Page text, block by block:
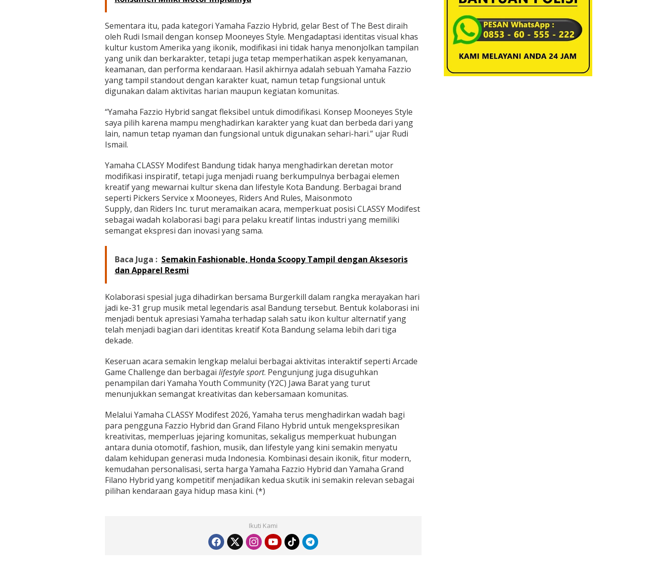
Sementara itu, pada kategori Yamaha Fazzio Hybrid, gelar Best of The Best diraih
oleh Rudi Ismail dengan konsep Mooneyes Style. Mengadaptasi identitas visual khas
kultur kustom Amerika yang ikonik, modifikasi ini tidak hanya menonjolkan tampilan
yang unik dan berkarakter, tetapi juga tetap memperhatikan aspek kenyamanan,
keamanan, dan performa kendaraan. Hasil akhirnya adalah sebuah Yamaha Fazzio
yang tampil standout dengan karakter kuat, namun tetap fungsional untuk
digunakan dalam aktivitas harian maupun kegiatan komunitas.
“Yamaha Fazzio Hybrid sangat fleksibel untuk dimodifikasi. Konsep Mooneyes Style
saya pilih karena mampu menghadirkan karakter yang kuat dan berbeda dari yang
lain, namun tetap nyaman dan fungsional untuk digunakan sehari-hari.” ujar Rudi
Ismail.
Yamaha CLASSY Modifest Bandung tidak hanya menghadirkan deretan motor
modifikasi inspiratif, tetapi juga menjadi ruang berkumpulnya berbagai elemen
kreatif yang mewarnai kultur skena dan lifestyle Kota Bandung. Berbagai brand
seperti Pickers Service x Mooneyes, Riders And Rules, Maisonmoto
Supply, dan Riders Inc. turut meramaikan acara, memperkuat posisi CLASSY Modifest
sebagai wadah kolaborasi bagi para pelaku kreatif lintas industri yang memiliki
semangat ekspresi dan inovasi yang sama.
Baca Juga : Semakin Fashionable, Honda Scoopy Tampil dengan Aksesoris
dan Apparel Resmi
Kolaborasi spesial juga dihadirkan bersama Burgerkill dalam rangka merayakan hari
jadi ke-31 grup musik metal legendaris asal Bandung tersebut. Bentuk kolaborasi ini
menjadi bentuk apresiasi Yamaha terhadap salah satu ikon kultur alternatif yang
telah menjadi bagian dari identitas kreatif Kota Bandung selama lebih dari tiga
dekade.
Keseruan acara semakin lengkap melalui berbagai aktivitas interaktif seperti Arcade
Game Challenge dan berbagai lifestyle sport. Pengunjung juga disuguhkan
penampilan dari Yamaha Youth Community (Y2C) Jawa Barat yang turut
menunjukkan semangat kreativitas dan kebersamaan komunitas.
Melalui Yamaha CLASSY Modifest 2026, Yamaha terus menghadirkan wadah bagi
para pengguna Fazzio Hybrid dan Grand Filano Hybrid untuk mengekspresikan
kreativitas, memperluas jejaring komunitas, sekaligus memperkuat hubungan
antara dunia otomotif, fashion, musik, dan lifestyle yang kini semakin menyatu
dalam kehidupan generasi muda Indonesia. Kombinasi desain ikonik, fitur modern,
kemudahan personalisasi, serta harga Yamaha Fazzio Hybrid dan Yamaha Grand
Filano Hybrid yang kompetitif menjadikan kedua skutik ini semakin relevan sebagai
pilihan kendaraan gaya hidup masa kini. (*)
Ikuti Kami